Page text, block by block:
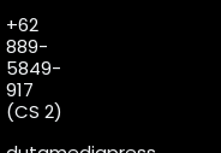
+62
889-
5849-
917
(CS 2)